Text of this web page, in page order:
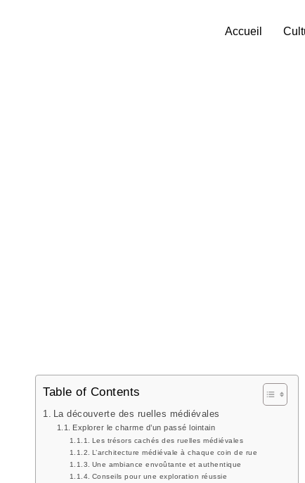
Accueil
Table of Contents
La découverte des ruelles médiévales
Explorer le charme d’un passé lointain
Les trésors cachés des ruelles médiévales
L’architecture médiévale à chaque coin de rue
Une ambiance envoûtante et authentique
Conseils pour une exploration réussie